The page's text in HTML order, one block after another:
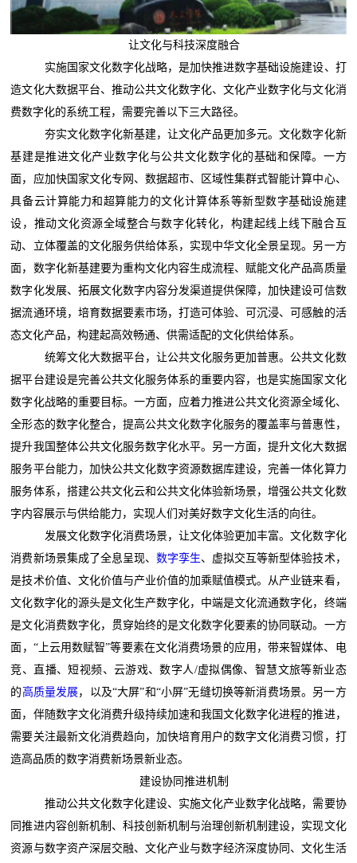
让文化与科技深度融合
实施国家文化数字化战略，是加快推进数字基础设施建设、打
造文化大数据平台、推动公共文化数字化、文化产业数字化与文化消
费数字化的系统工程，需要完善以下三大路径。
夯实文化数字化新基建，让文化产品更加多元。文化数字化新
基建是推进文化产业数字化与公共文化数字化的基础和保障。一方
面，应加快国家文化专网、数据超市、区域性集群式智能计算中心、
具备云计算能力和超算能力的文化计算体系等新型数字基础设施建
设，推动文化资源全域整合与数字化转化，构建起线上线下融合互
动、立体覆盖的文化服务供给体系，实现中华文化全景呈现。另一方
面，数字化新基建要为重构文化内容生成流程、赋能文化产品高质量
数字化发展、拓展文化数字内容分发渠道提供保障，加快建设可信数
据流通环境，培育数据要素市场，打造可体验、可沉浸、可感触的活
态文化产品，构建起高效畅通、供需适配的文化供给体系。
统筹文化大数据平台，让公共文化服务更加普惠。公共文化数
据平台建设是完善公共文化服务体系的重要内容，也是实施国家文化
数字化战略的重要目标。一方面，应着力推进公共文化资源全域化、
全形态的数字化整合，提高公共文化数字化服务的覆盖率与普惠性，
提升我国整体公共文化服务数字化水平。另一方面，提升文化大数据
服务平台能力，加快公共文化数字资源数据库建设，完善一体化算力
服务体系，搭建公共文化云和公共文化体验新场景，增强公共文化数
字内容展示与供给能力，实现人们对美好数字文化生活的向往。
发展文化数字化消费场景，让文化体验更加丰富。文化数字化
消费新场景集成了全息呈现、 数字孪生、虚拟交互等新型体验技术，
是技术价值、文化价值与产业价值的加乘赋值模式。从产业链来看，
文化数字化的源头是文化生产数字化，中端是文化流通数字化，终端
是文化消费数字化，贯穿始终的是文化数字化要素的协同联动。一方
面，“上云用数赋智”等要素在文化消费场景的应用，带来智媒体、电
竞、直播、短视频、云游戏、数字人/虚拟偶像、智慧文旅等新业态
的高质量发展，以及“大屏”和“小屏”无缝切换等新消费场景。另一方
面，伴随数字文化消费升级持续加速和我国文化数字化进程的推进，
需要关注最新文化消费趋向，加快培育用户的数字文化消费习惯，打
造高品质的数字消费新场景新业态。
建设协同推进机制
推动公共文化数字化建设、实施文化产业数字化战略，需要协
同推进内容创新机制、科技创新机制与治理创新机制建设，实现文化
资源与数字资产深层交融、文化产业与数字经济深度协同、文化生活